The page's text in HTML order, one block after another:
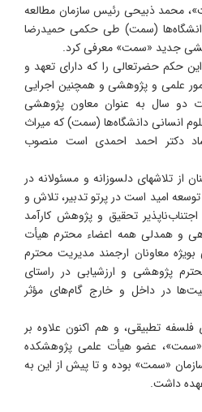
محمد ذبیحی رئیس سازمان مطالعه
(سمت) طی حکمی حمیدرضا
جدید «سمت» معرفی کرد.
حکم حضرتعالی را که دارای تعهد و
علمی و پژوهشی و همچنین اجرایی
دو سال به عنوان معاون پژوهشی
انسانی دانشگاه‌ها (سمت) که میراث
دکتر احمد احمدی است منصوب
تلاشهای دلسوزانه و مسئولانه در
امید است در پرتو تدبیر، تلاش و
تحقیق و پژوهش کارآمد
و همدلی همه اعضاء محترم هیأت
معاونان ارجمند مدیریت محترم
پژوهشی و ارزشیابی در راستای
در داخل و خارج گام‌های مؤثر
تطبیقی، و هم اکنون علاوه بر
عضو هیأت علمی پژوهشکده
«سمت» بوده و تا پیش از این به
داشت.